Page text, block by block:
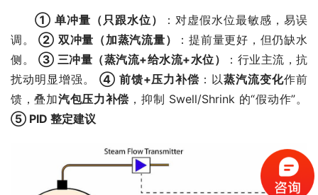
① 单冲量（只跟水位）
：对虚假水位最敏感，易误
调。 ② 双冲量（加蒸汽流量）
：提前量更好，但仍缺水
侧。 ③ 三冲量（蒸汽流+给水流+水位）
：行业主流，抗
扰动明显增强。 ④ 前馈+压力补偿 ：以蒸汽流变化作前
馈，叠加汽包压力补偿
⑤ PID 整定建议